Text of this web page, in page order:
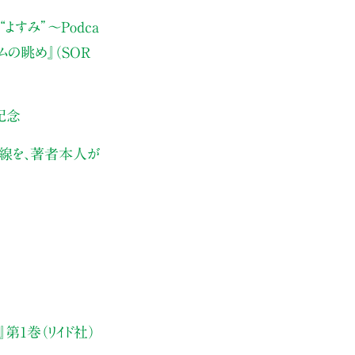
すみ” 〜Podca
の眺め』（SOR
念
を、著者本人が
1巻（リイド社）